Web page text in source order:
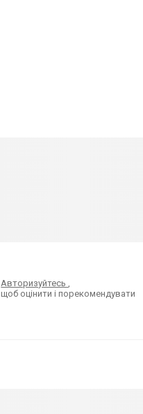
Авторизуйтесь,
щоб оцінити і порекомендувати